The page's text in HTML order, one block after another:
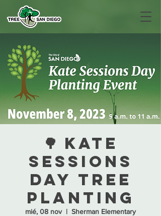
🌳 Kate
Sessions
Day Tree
Planting
mié, 08 nov
  |
Sherman Elementary